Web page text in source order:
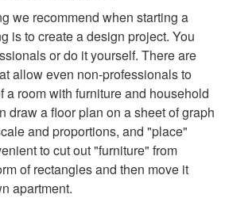
we recommend when starting a
is to create a design project. You
or do it yourself. There are
allow even non-professionals to
a room with furniture and household
draw a floor plan on a sheet of graph
and proportions, and "place"
to cut out "furniture" from
of rectangles and then move it
apartment.